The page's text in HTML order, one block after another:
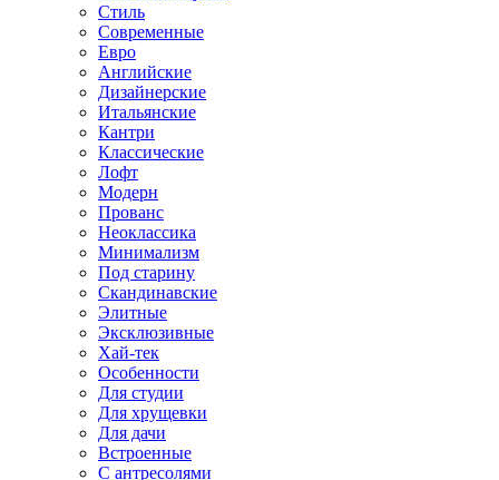
Стиль
Современные
Евро
Английские
Дизайнерские
Итальянские
Кантри
Классические
Лофт
Модерн
Прованс
Неоклассика
Минимализм
Под старину
Скандинавские
Элитные
Эксклюзивные
Хай-тек
Особенности
Для студии
Для хрущевки
Для дачи
Встроенные
С антресолями